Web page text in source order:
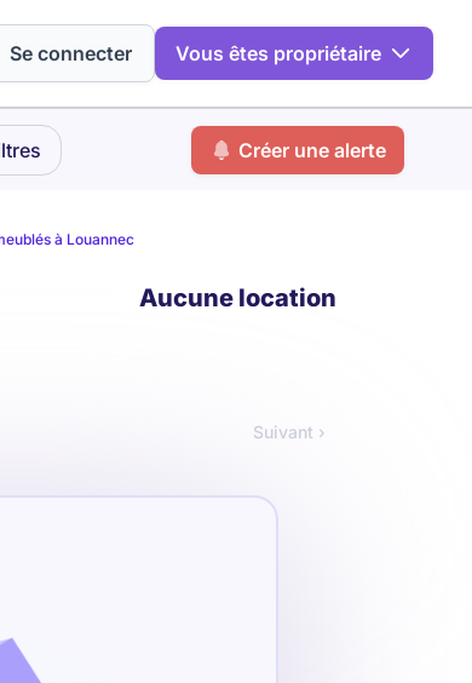
Se connecter Vous êtes propriétaire
Créer une alerte
à Louannec
Aucune location
Suivant ›